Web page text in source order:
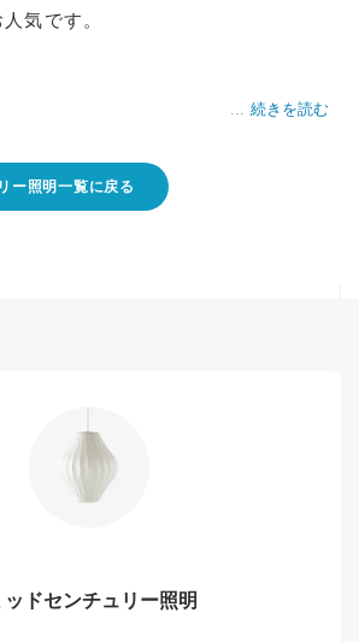
気です。
続きを読む
ー照明一覧に戻る
ッドセンチュリー照明